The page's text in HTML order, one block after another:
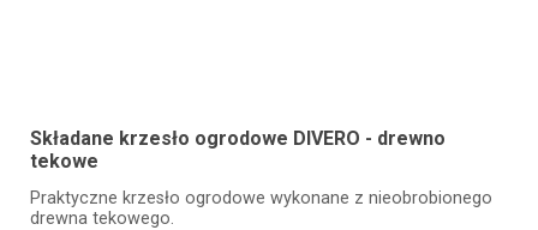
Składane krzesło ogrodowe DIVERO - drewno
tekowe
Praktyczne krzesło ogrodowe wykonane z nieobrobionego
drewna tekowego.